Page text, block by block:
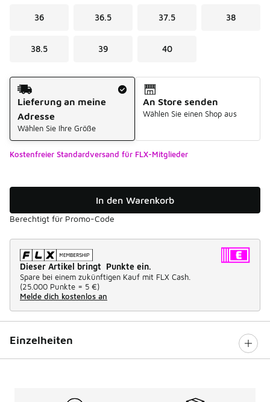
36 36.5 37.5 38
38.5 39 40
Versandart
Lieferung an meine
Adresse
Wählen Sie Ihre Größe
An Store senden
Wählen Sie einen Shop aus
Kostenfreier Standardversand für FLX-Mitglieder
In den Warenkorb
Berechtigt für Promo-Code
Dieser Artikel bringt Punkte ein.
Spare bei einem zukünftigen Kauf mit FLX Cash.
(25.000 Punkte = 5 €)
Melde dich kostenlos an
Einzelheiten